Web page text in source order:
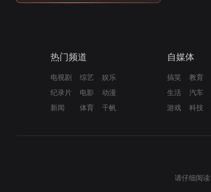
热门频道
电视剧 综艺
娱乐
纪录片
电影
动漫
新闻
体育 千帆
自媒体
搞笑 教育
生活
汽车
游戏
科技
请仔细阅读